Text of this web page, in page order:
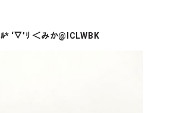
ﾙ* ‘▽’ﾘ ＜みか@ICLWBK